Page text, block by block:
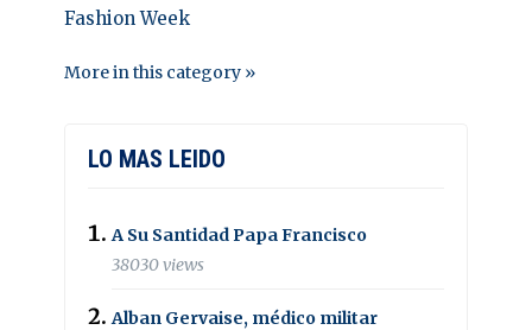
Fashion Week
More in this category »
LO MAS LEIDO
A Su Santidad Papa Francisco
38030 views
Alban Gervaise, médico militar